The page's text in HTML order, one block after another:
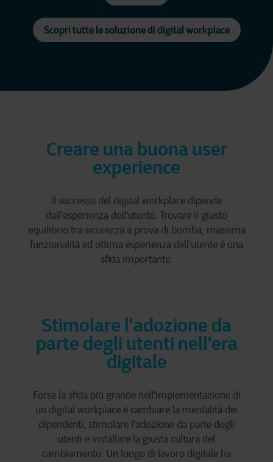
Scopri tutte le soluzione di digital workplace
Creare una buona user
experience
Il successo del digital workplace dipende
dall'esperienza dell'utente. Trovare il giusto
equilibrio tra sicurezza a prova di bomba, massima
funzionalità ed ottima esperienza dell'utente è una
sfida importante.
Stimolare l'adozione da
parte degli utenti nell'era
digitale
Forse la sfida più grande nell'implementazione di
un digital workplace è cambiare la mentalità dei
dipendenti, stimolare l'adozione da parte degli
utenti e installare la giusta cultura del
cambiamento. Un luogo di lavoro digitale ha